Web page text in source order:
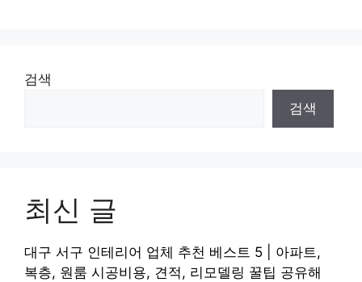
검색
검색
최신 글
대구 서구 인테리어 업체 추천 베스트 5 | 아파트,
복층, 원룸 시공비용, 견적, 리모델링 꿀팁 공유해